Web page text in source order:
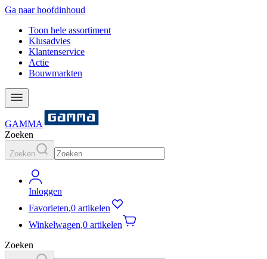
Ga naar hoofdinhoud
Toon hele assortiment
Klusadvies
Klantenservice
Actie
Bouwmarkten
GAMMA
Zoeken
Zoeken
Inloggen
Favorieten,0 artikelen
Winkelwagen,0 artikelen
Zoeken